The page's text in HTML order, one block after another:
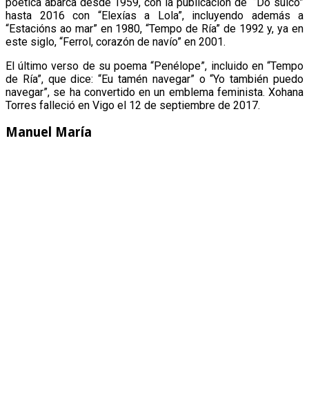
hasta 2016 con “Elexías a Lola”, incluyendo además a
“Estacións ao mar” en 1980, “Tempo de Ría” de 1992 y, ya en
este siglo, “Ferrol, corazón de navío” en 2001.
El último verso de su poema “Penélope”, incluido en “Tempo
de Ría”, que dice: “Eu tamén navegar” o “Yo también puedo
navegar”, se ha convertido en un emblema feminista. Xohana
Torres falleció en Vigo el 12 de septiembre de 2017.
Manuel María